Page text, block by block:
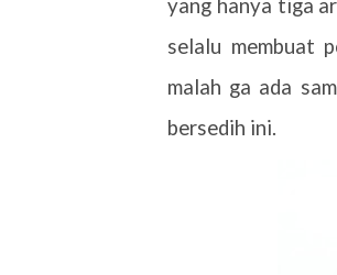
yang hanya tiga
selalu membuat
malah ga ada
bersedih ini.